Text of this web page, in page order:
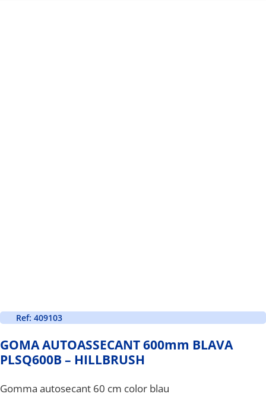
Ref: 409103
GOMA AUTOASSECANT 600mm BLAVA
PLSQ600B – HILLBRUSH
Gomma autosecant 60 cm color blau